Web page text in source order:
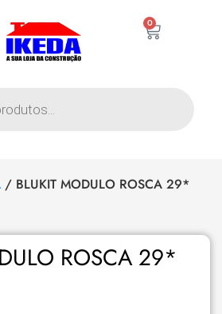
0
/ BLUKIT MODULO ROSCA 29*
ROSCA 29*